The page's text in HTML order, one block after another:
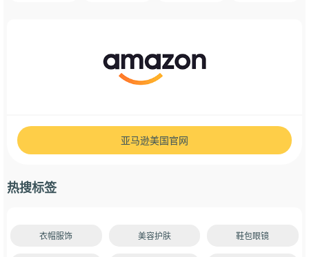
亚马逊美国官网
热搜标签
衣帽服饰 美容护肤 鞋包眼镜